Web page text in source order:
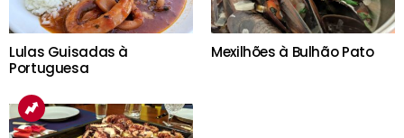
Lulas Guisadas à
Portuguesa
Mexilhões à Bulhão Pato